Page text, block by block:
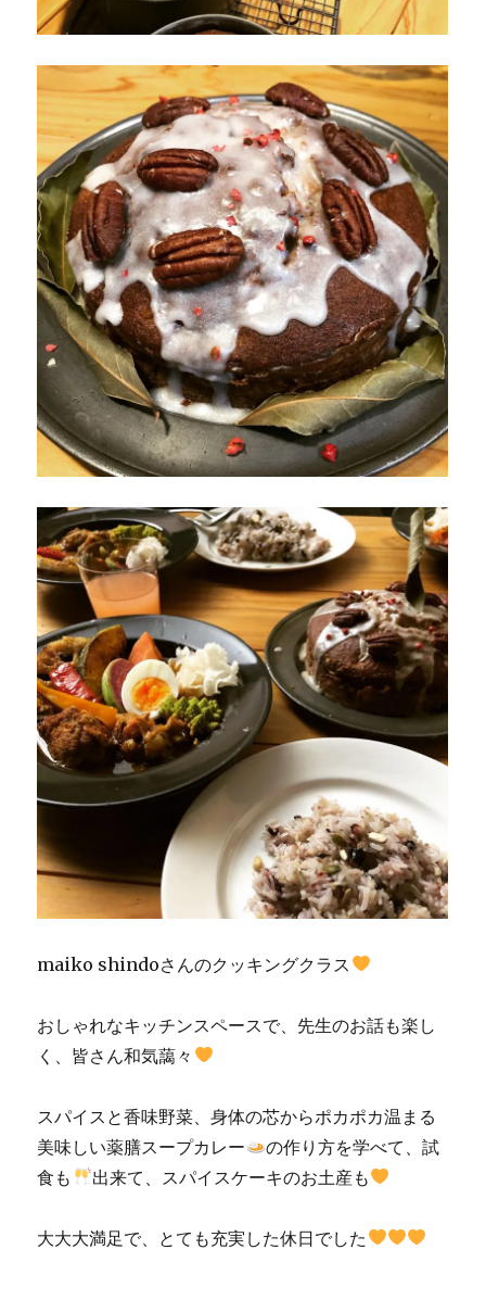
maiko shindoさんのクッキングクラス
おしゃれなキッチンスペースで、先生のお話も楽し
く、皆さん和気藹々
スパイスと香味野菜、身体の芯からポカポカ温まる
美味しい薬膳スープカレー
の作り方を学べて、試
食も
出来て、スパイスケーキのお土産も
大大大満足で、とても充実した休日でした